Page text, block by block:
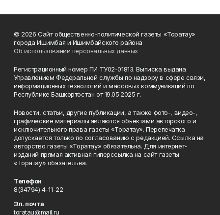
© 2026 Сайт общественно-политической газеты «Торатау»
города Ишимбая и Ишимбайского района
Об использовании персональных данных
Регистрационный номер ПИ ТУ02-01813. Выписка выдана
Управлением Федеральной службы по надзору в сфере связи,
информационных технологий и массовых коммуникаций по
Республике Башкортостан от 19.05.2025 г.
Новости, статьи, другие публикации, а также фото-, видео-,
графические материалы являются объектами авторского и
исключительного права газеты «Торатау». Перепечатка
допускается только по согласованию с редакцией. Ссылка на
авторство газеты «Торатау» обязательна. Для интернет-
изданий прямая активная гиперссылка на сайт газеты
«Торатау» обязательна.
Телефон
8(34794) 4-11-22
Эл. почта
toratau@mail.ru